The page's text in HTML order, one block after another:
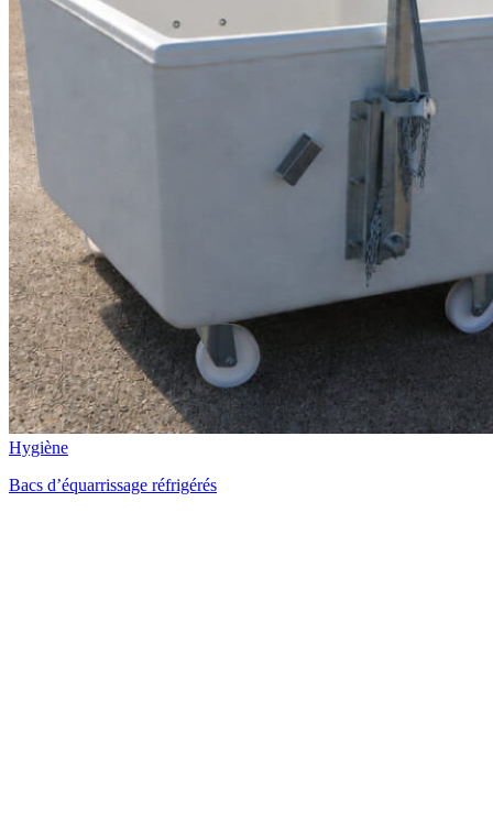
Hygiène
Bacs d’équarrissage réfrigérés